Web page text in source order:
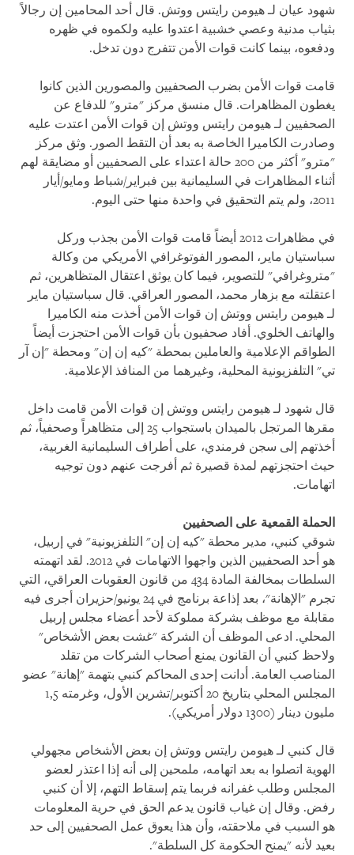
شهود عيان لـ هيومن رايتس ووتش. قال أحد المحامين إن رجالاً
بثياب مدنية وعصي خشبية اعتدوا عليه ولكموه في ظهره
ودفعوه، بينما كانت قوات الأمن تتفرج دون تدخل.
قامت قوات الأمن بضرب الصحفيين والمصورين الذين كانوا
يغطون المظاهرات. قال منسق مركز "مترو" للدفاع عن
الصحفيين لـ هيومن رايتس ووتش إن قوات الأمن اعتدت عليه
وصادرت الكاميرا الخاصة به بعد أن التقط الصور. وثق مركز
"مترو" أكثر من 200 حالة اعتداء على الصحفيين أو مضايقة لهم
أثناء المظاهرات في السليمانية بين فبراير/شباط ومايو/أيار
2011، ولم يتم التحقيق في واحدة منها حتى اليوم.
في مظاهرات 2012 أيضاً قامت قوات الأمن بجذب وركل
سباستيان ماير، المصور الفوتوغرافي الأمريكي من وكالة
"متروغرافي" للتصوير، فيما كان يوثق اعتقال المتظاهرين، ثم
اعتقلته مع بزهار محمد، المصور العراقي. قال سباستيان ماير
لـ هيومن رايتس ووتش إن قوات الأمن أخذت منه الكاميرا
والهاتف الخلوي. أفاد صحفيون بأن قوات الأمن احتجزت أيضاً
الطواقم الإعلامية والعاملين بمحطة "كيه إن إن" ومحطة "إن آر
تي" التلفزيونية المحلية، وغيرهما من المنافذ الإعلامية.
قال شهود لـ هيومن رايتس ووتش إن قوات الأمن قامت داخل
مقرها المرتجل بالميدان باستجواب 25 إلى متظاهراً وصحفياً، ثم
أخذتهم إلى سجن فرمندي، على أطراف السليمانية الغربية،
حيث احتجزتهم لمدة قصيرة ثم أفرجت عنهم دون توجيه
اتهامات.
الحملة القمعية على الصحفيين
شوقي كنبي، مدير محطة "كيه إن إن" التلفزيونية" في إربيل،
هو أحد الصحفيين الذين واجهوا الاتهامات في 2012. لقد اتهمته
السلطات بمخالفة المادة 434 من قانون العقوبات العراقي، التي
تجرم "الإهانة"، بعد إذاعة برنامج في 24 يونيو/حزيران أجرى فيه
مقابلة مع موظف بشركة مملوكة لأحد أعضاء مجلس إربيل
المحلي. ادعى الموظف أن الشركة "غشت بعض الأشخاص"
ولاحظ كنبي أن القانون يمنع أصحاب الشركات من تقلد
المناصب العامة. أدانت إحدى المحاكم كنبي بتهمة "إهانة" عضو
المجلس المحلي بتاريخ 20 أكتوبر/تشرين الأول، وغرمته 1,5
مليون دينار (1300 دولار أمريكي).
قال كنبي لـ هيومن رايتس ووتش إن بعض الأشخاص مجهولي
الهوية اتصلوا به بعد اتهامه، ملمحين إلى أنه إذا اعتذر لعضو
المجلس وطلب غفرانه فربما يتم إسقاط التهم، إلا أن كنبي
رفض. وقال إن غياب قانون يدعم الحق في حرية المعلومات
هو السبب في ملاحقته، وأن هذا يعوق عمل الصحفيين إلى حد
بعيد لأنه "يمنح الحكومة كل السلطة".